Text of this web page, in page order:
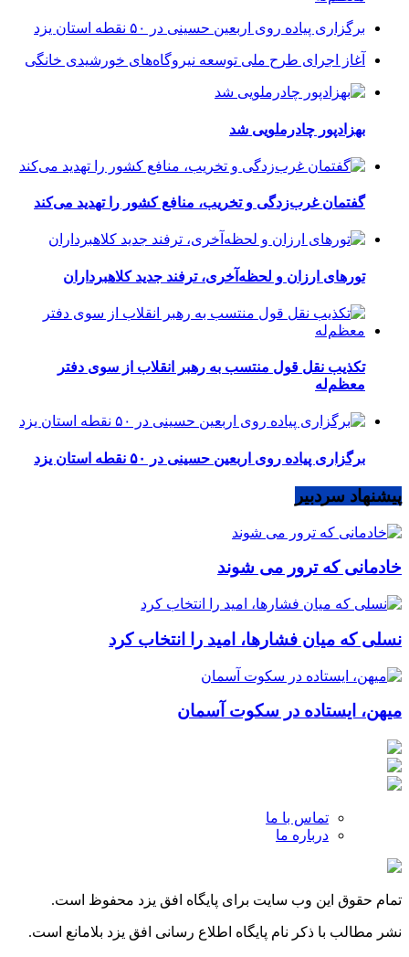
برگزاری پیاده روی اربعین حسینی در ۵۰ نقطه استان یزد
آغاز اجرای طرح ملی توسعه نیروگاه‌های خورشیدی خانگی
بهزادپور چادرملویی شد
گفتمان غرب‌زدگی و تخریب، منافع کشور را تهدید می‌کند
تورهای ارزان و لحظه‌آخری، ترفند جدید کلاهبرداران
تکذیب نقل قول منتسب به رهبر انقلاب از سوی دفتر
معظم‌له
برگزاری پیاده روی اربعین حسینی در ۵۰ نقطه استان یزد
پیشنهاد سردبیر
خادمانی که ترور می شوند
نسلی که میان فشارها، امید را انتخاب کرد
میهن، ایستاده در سکوت آسمان
تماس با ما
درباره ما
تمام حقوق این وب سایت برای پایگاه افق یزد محفوظ است.
نشر مطالب با ذکر نام پایگاه اطلاع رسانی افق یزد بلامانع است.